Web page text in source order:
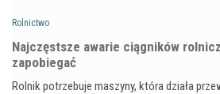
Rolnictwo
Najczęstsze awarie ciągników
zapobiegać
Rolnik potrzebuje maszyny, która działa